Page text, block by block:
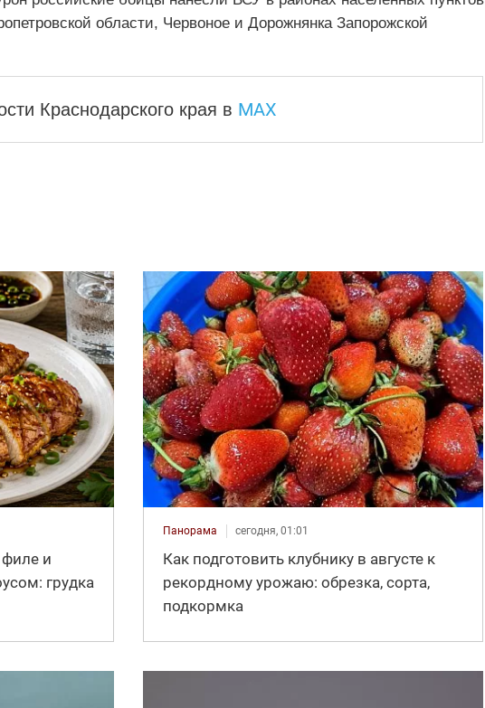
области, Червоное и Дорожнянка Запорожской
Краснодарского края в MAX
и
грудка
Панорама сегодня, 01:01
Как подготовить клубнику в августе к
рекордному урожаю: обрезка, сорта,
подкормка